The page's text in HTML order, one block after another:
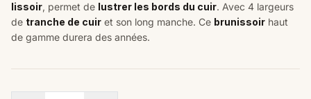
lissoir, permet de lustrer les bords du cuir. Avec 4 largeurs
de tranche de cuir et son long manche. Ce brunissoir haut
de gamme durera des années.